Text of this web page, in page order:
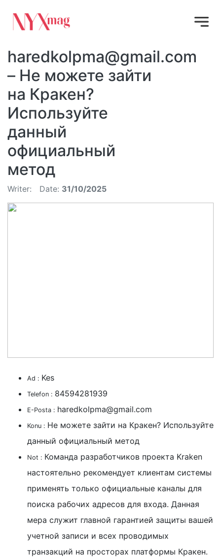
haredkolpma@gmail.com
– Не можете зайти
на Кракен?
Используйте
данный
официальный
метод
Writer: Date: 31/10/2025
Ad : Kes
Telefon : 84594281939
E-Posta : haredkolpma@gmail.com
Konu : Не можете зайти на Кракен? Используйте
данный официальный метод
Not : Команда разработчиков проекта Kraken
настоятельно рекомендует клиентам системы
применять только официальные каналы для
поиска рабочих адресов для входа. Данная
мера служит главной гарантией защиты вашей
учетной записи и всех проводимых
транзакций на просторах платформы Кракен.